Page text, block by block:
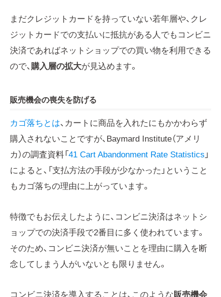
まだクレジットカードを持っていない若年層や、クレ
ジットカードでの支払いに抵抗がある人でもコンビニ
決済であればネットショップでの買い物を利用できる
ので、 購入層の拡大が見込めます。
販売機会の喪失を防げる
カゴ落ちとは、カートに商品を入れたにもかかわらず
購入されないことですが、Baymard Institute（アメリ
カ）の調査資料「 41 Cart Abandonment Rate Statistics 」
によると、「支払方法の手段が少なかった」ということ
もカゴ落ちの理由に上がっています。
特徴でもお伝えしたように、コンビニ決済はネットシ
ョップでの決済手段で2番目に多く使われています。
そのため、コンビニ決済が無いことを理由に購入を断
念してしまう人がいないとも限りません。
コンビニ決済を導入することは、このような販売機会